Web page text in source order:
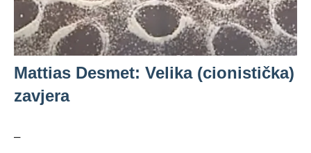
Mattias Desmet: Velika (cionistička)
zavjera
–